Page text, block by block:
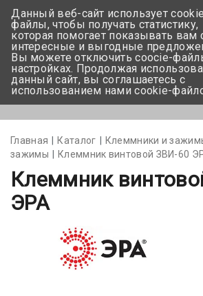
Главная Каталог Клеммники и
зажимы
Клеммник винтовой ЗВИ-60
Клеммник
ЭРА
Данный веб-сайт использует
файлы, чтобы получать статистику,
которая помогает показывать вам
интересные и выгодные
Вы можете отключить coocie-
настройках. Продолжая
данный сайт, вы соглашаетесь с
использованием нами cookie-